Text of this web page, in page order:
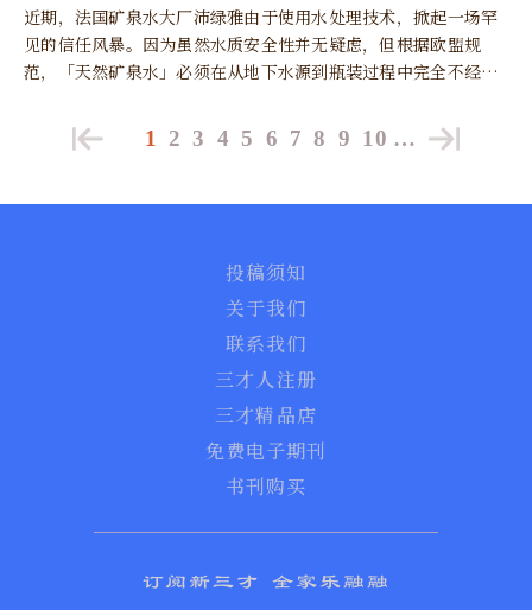
近期，法国矿泉水大厂沛绿雅由于使用水处理技术，掀起一场罕
见的信任风暴。因为虽然水质安全性并无疑虑，但根据欧盟规
范，「天然矿泉水」必须在从地下水源到瓶装过程中完全不经改
1 2 3 4 5 6 7 8 9 10 …
投稿须知
关于我们
联系我们
三才人注册
三才精品店
免费电子期刊
书刊购买
订阅新三才 全家乐融融